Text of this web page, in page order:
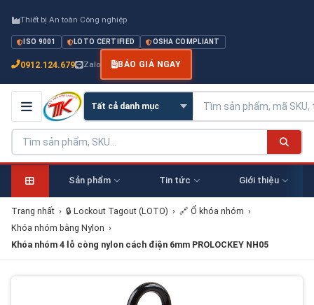
Thiết bị An toàn Công nghiệp
ISO 9001 LOTO CERTIFIED OSHA COMPLIANT
0912.124.679 Zalo BÁO GIÁ NGAY
Sản phẩm Tin tức Giới thiệu
Trang nhất › 🔒 Lockout Tagout (LOTO) › 🔗 Ổ khóa nhóm ›
Khóa nhóm bằng Nylon ›
Khóa nhóm 4 lỗ còng nylon cách điện 6mm PROLOCKEY NH05